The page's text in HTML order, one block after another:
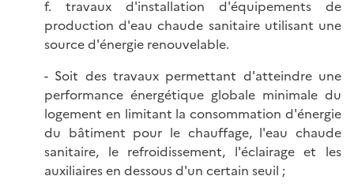
f. travaux d'installation d'équipements de
production d'eau chaude sanitaire utilisant une
source d'énergie renouvelable.
- Soit des travaux permettant d'atteindre une
performance énergétique globale minimale du
logement en limitant la consommation d'énergie
du bâtiment pour le chauffage, l'eau chaude
sanitaire, le refroidissement, l'éclairage et les
auxiliaires en dessous d'un certain seuil ;